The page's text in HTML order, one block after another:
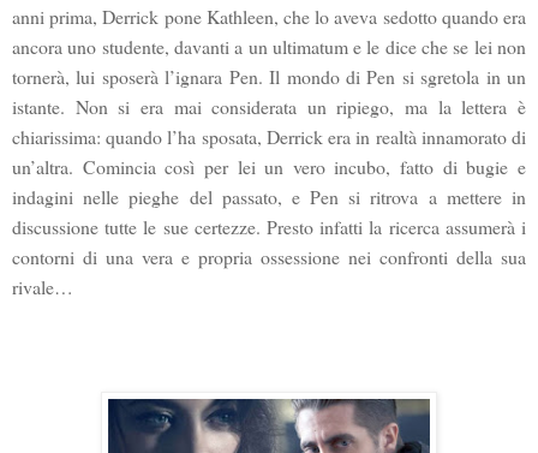
anni prima, Derrick pone Kathleen, che lo aveva sedotto quando era
ancora uno studente, davanti a un ultimatum e le dice che se lei non
tornerà, lui sposerà l’ignara Pen. Il mondo di Pen si sgretola in un
istante. Non si era mai considerata un ripiego, ma la lettera è
chiarissima: quando l’ha sposata, Derrick era in realtà innamorato di
un’altra. Comincia così per lei un vero incubo, fatto di bugie e
indagini nelle pieghe del passato, e Pen si ritrova a mettere in
discussione tutte le sue certezze. Presto infatti la ricerca assumerà i
contorni di una vera e propria ossessione nei confronti della sua
rivale…